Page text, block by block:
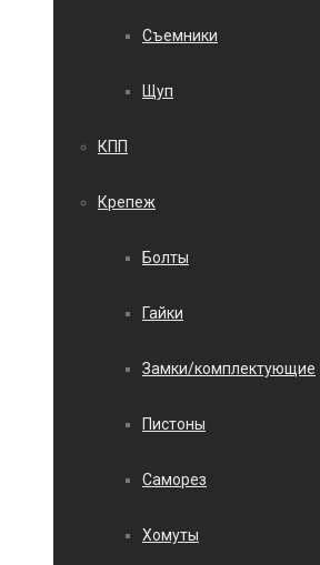
Съемники
Щуп
КПП
Крепеж
Болты
Гайки
Замки/комплектующие
Пистоны
Саморез
Хомуты